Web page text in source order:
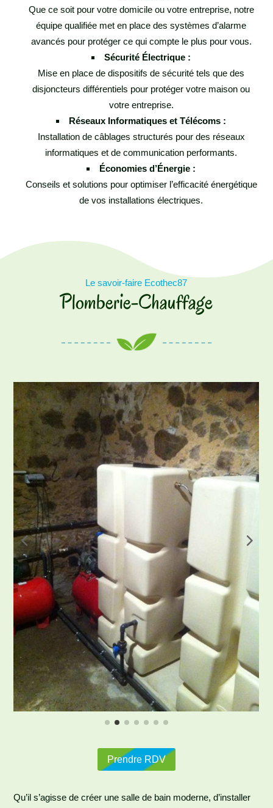
Que ce soit pour votre domicile ou votre entreprise, notre
équipe qualifiée met en place des systèmes d’alarme
avancés pour protéger ce qui compte le plus pour vous.
Sécurité Électrique :
Mise en place de dispositifs de sécurité tels que des
disjoncteurs différentiels pour protéger votre maison ou
votre entreprise.
Réseaux Informatiques et Télécoms :
Installation de câblages structurés pour des réseaux
informatiques et de communication performants.
Économies d’Énergie :
Conseils et solutions pour optimiser l’efficacité énergétique
de vos installations électriques.
Le savoir-faire Ecothec87
Plomberie-Chauffage
Prendre RDV
Qu’il s’agisse de créer une salle de bain moderne, d’installer